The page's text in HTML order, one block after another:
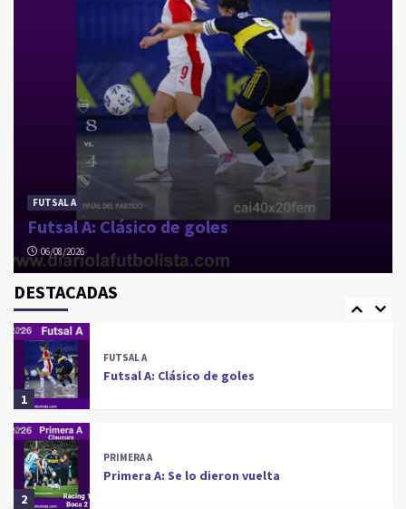
FUTSAL A
Futsal A: Clásico de goles
06/08/2026
DESTACADAS
Chascomús: Semifinales de ida
La Costa: Las campeonas festejaron ante su
gente
5
CONCEPCIÓN DEL URUGUAY
Concepción del Uruguay: Atlético arriba
1
FUTSAL A
Futsal A: Clásico de goles
2
PRIMERA A
Primera A: Se lo dieron vuelta